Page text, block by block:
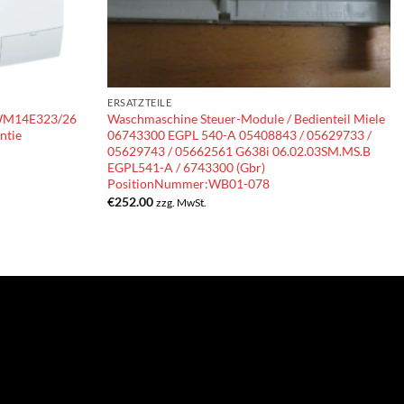
26
ERSATZTEILE
Waschmaschine Steuer-Module / Bedienteil Miele
06743300 EGPL 540-A 05408843 / 05629733 /
05629743 / 05662561 G638i 06.02.03SM.MS.B
EGPL541-A / 6743300 (Gbr)
PositionNummer:WB01-078
€252.00 zzg. MwSt.